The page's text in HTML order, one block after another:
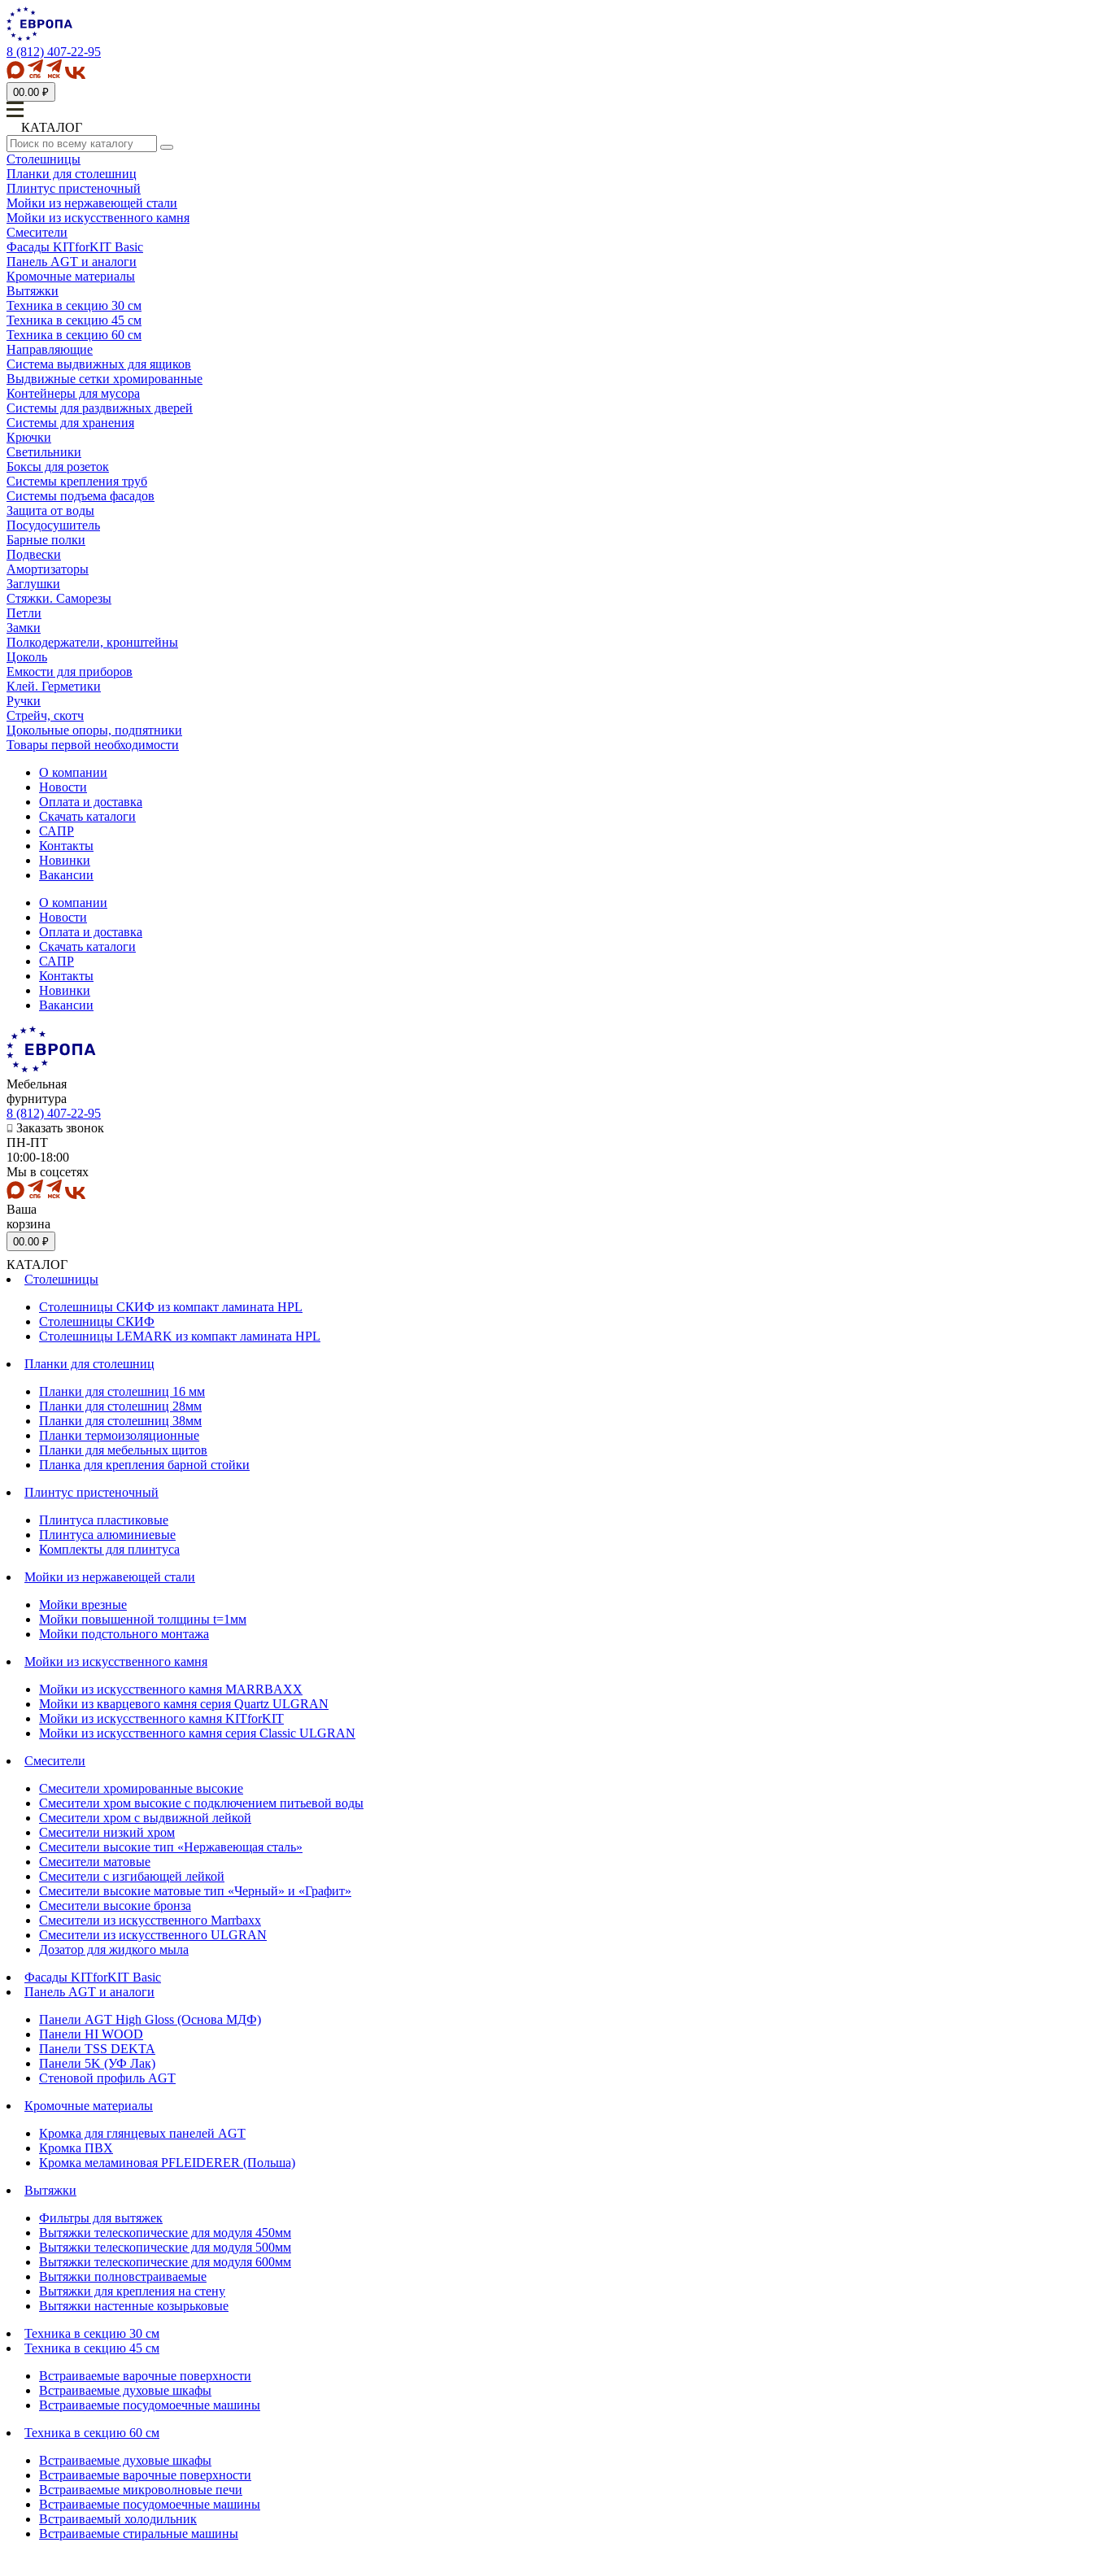
8 (812) 407-22-95
00.00 ₽
КАТАЛОГ
Столешницы
Планки для столешниц
Плинтус пристеночный
Мойки из нержавеющей стали
Мойки из искусственного камня
Смесители
Фасады KITforKIT Basic
Панель AGT и аналоги
Кромочные материалы
Вытяжки
Техника в секцию 30 см
Техника в секцию 45 см
Техника в секцию 60 см
Направляющие
Система выдвижных для ящиков
Выдвижные сетки хромированные
Контейнеры для мусора
Системы для раздвижных дверей
Системы для хранения
Крючки
Светильники
Боксы для розеток
Системы крепления труб
Системы подъема фасадов
Защита от воды
Посудосушитель
Барные полки
Подвески
Амортизаторы
Заглушки
Стяжки. Саморезы
Петли
Замки
Полкодержатели, кронштейны
Цоколь
Емкости для приборов
Клей. Герметики
Ручки
Стрейч, скотч
Цокольные опоры, подпятники
Товары первой необходимости
О компании
Новости
Оплата и доставка
Скачать каталоги
САПР
Контакты
Новинки
Вакансии
О компании
Новости
Оплата и доставка
Скачать каталоги
САПР
Контакты
Новинки
Вакансии
Мебельная
фурнитура
8 (812) 407-22-95
Заказать звонок
ПН-ПТ
10:00-18:00
Мы в соцсетях
Ваша
корзина
00.00 ₽
КАТАЛОГ
Столешницы
Столешницы СКИФ из компакт ламината HPL
Столешницы СКИФ
Столешницы LEMARK из компакт ламината HPL
Планки для столешниц
Планки для столешниц 16 мм
Планки для столешниц 28мм
Планки для столешниц 38мм
Планки термоизоляционные
Планки для мебельных щитов
Планка для крепления барной стойки
Плинтус пристеночный
Плинтуса пластиковые
Плинтуса алюминиевые
Комплекты для плинтуса
Мойки из нержавеющей стали
Мойки врезные
Мойки повышенной толщины t=1мм
Мойки подстольного монтажа
Мойки из искусственного камня
Мойки из искусственного камня MARRBAXX
Мойки из кварцевого камня серия Quartz ULGRAN
Мойки из искусственного камня KITforKIT
Мойки из искусственного камня серия Classic ULGRAN
Смесители
Смесители хромированные высокие
Смесители хром высокие с подключением питьевой воды
Смесители хром с выдвижной лейкой
Смесители низкий хром
Смесители высокие тип «Нержавеющая сталь»
Смесители матовые
Смесители с изгибающей лейкой
Смесители высокие матовые тип «Черный» и «Графит»
Смесители высокие бронза
Смесители из искусственного Marrbaxx
Смесители из искусственного ULGRAN
Дозатор для жидкого мыла
Фасады KITforKIT Basic
Панель AGT и аналоги
Панели AGT High Gloss (Основа МДФ)
Панели HI WOOD
Панели TSS DEKTA
Панели 5K (УФ Лак)
Стеновой профиль AGT
Кромочные материалы
Кромка для глянцевых панелей AGT
Кромка ПВХ
Кромка меламиновая PFLEIDERER (Польша)
Вытяжки
Фильтры для вытяжек
Вытяжки телескопические для модуля 450мм
Вытяжки телескопические для модуля 500мм
Вытяжки телескопические для модуля 600мм
Вытяжки полновстраиваемые
Вытяжки для крепления на стену
Вытяжки настенные козырьковые
Техника в секцию 30 см
Техника в секцию 45 см
Встраиваемые варочные поверхности
Встраиваемые духовые шкафы
Встраиваемые посудомоечные машины
Техника в секцию 60 см
Встраиваемые духовые шкафы
Встраиваемые варочные поверхности
Встраиваемые микроволновые печи
Встраиваемые посудомоечные машины
Встраиваемый холодильник
Встраиваемые стиральные машины